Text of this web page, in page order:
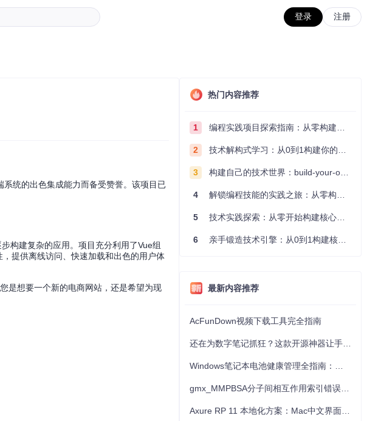
登录 注册
统的出色集成能力而备受赞誉。该项目已
构建复杂的应用。项目充分利用了Vue组
提供离线访问、快速加载和出色的用户体
是想要一个新的电商网站，还是希望为现
热门内容推荐
1 编程实践项目探索指南：从零构建技术能力体系
2 技术解构式学习：从0到1构建你的编程知识体系
3 构建自己的技术世界：build-your-own-x项目的实践探索指南
4 解锁编程技能的实践之旅：从零构建你的技术世界
5 技术实践探索：从零开始构建核心系统的实践指南
6 亲手锻造技术引擎：从0到1构建核心系统的实践指南
最新内容推荐
AcFunDown视频下载工具完全指南